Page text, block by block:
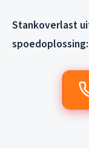
Stankoverlast
spoedoplossing: